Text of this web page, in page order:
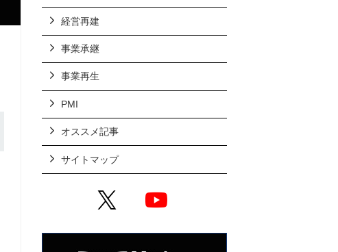
経営再建
事業承継
事業再生
PMI
オススメ記事
サイトマップ
X